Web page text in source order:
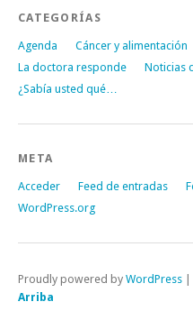
CATEGORÍAS
Agenda Cáncer y alimentación
La doctora responde
Noticias
¿Sabía usted qué…
META
Acceder Feed de entradas
WordPress.org
Proudly powered by WordPress
Arriba